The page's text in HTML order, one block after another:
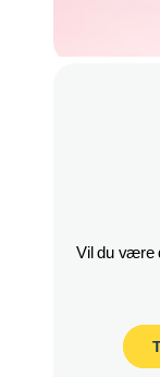
Vil du være